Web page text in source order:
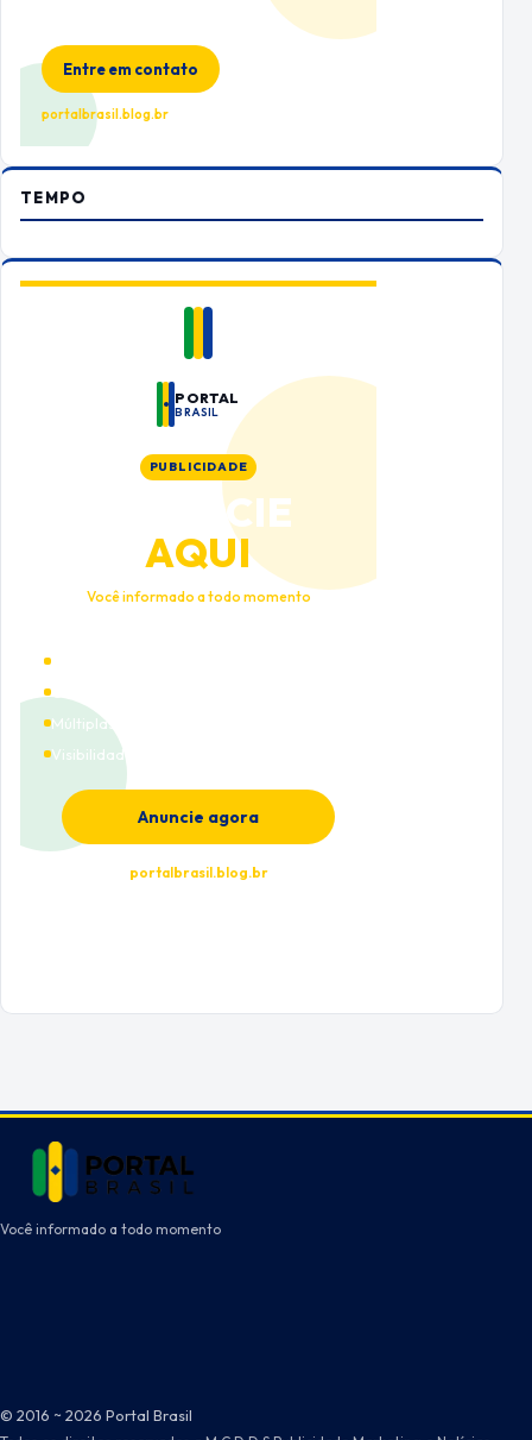
Entre em contato
portalbrasil.blog.br
TEMPO
PORTAL
BRASIL
PUBLICIDADE
ANUNCIE
AQUI
Você informado a todo momento
Múltiplas categorias
Visibilidade premium
Anuncie agora
portalbrasil.blog.br
Você informado a todo momento
© 2016 ~ 2026 Portal Brasil